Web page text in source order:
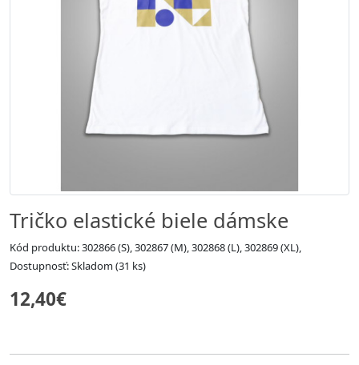
Tričko elastické biele dámske
Kód produktu: 302866 (S), 302867 (M), 302868 (L), 302869 (XL),
Dostupnosť: Skladom (31 ks)
12,40€